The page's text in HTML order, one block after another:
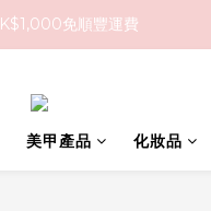
免順豐運費
免順豐運費
美甲產品 化妝品